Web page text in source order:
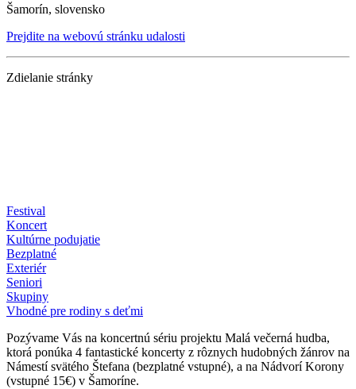
Šamorín, slovensko
Prejdite na webovú stránku udalosti
Zdielanie stránky
Festival
Koncert
Kultúrne podujatie
Bezplatné
Exteriér
Seniori
Skupiny
Vhodné pre rodiny s deťmi
Pozývame Vás na koncertnú sériu projektu Malá večerná hudba,
ktorá ponúka 4 fantastické koncerty z rôznych hudobných žánrov na
Námestí svätého Štefana (bezplatné vstupné), a na Nádvorí Korony
(vstupné 15€) v Šamoríne.